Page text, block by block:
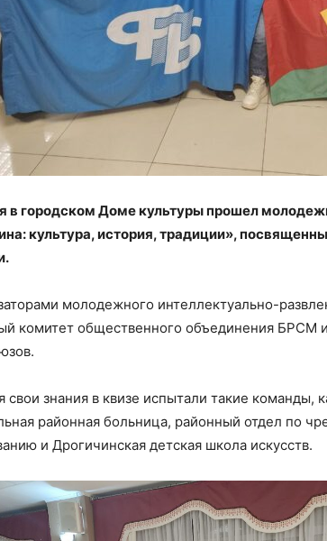
в городском Доме культуры прошел
культура, история, традиции»,
молодежного интеллектуально-
комитет общественного объединения БРСМ
свои знания в квизе испытали такие команды,
районная больница, районный отдел по
и Дрогичинская детская школа искусств.